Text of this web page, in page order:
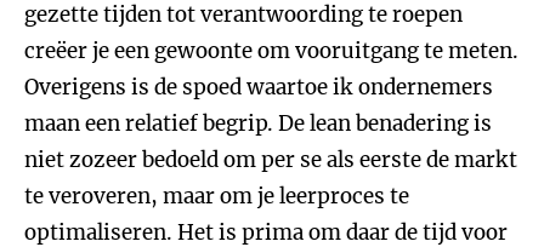
gezette tijden tot verantwoording te roepen
creëer je een gewoonte om vooruitgang te meten.
Overigens is de spoed waartoe ik ondernemers
maan een relatief begrip. De lean benadering is
niet zozeer bedoeld om per se als eerste de markt
te veroveren, maar om je leerproces te
optimaliseren. Het is prima om daar de tijd voor